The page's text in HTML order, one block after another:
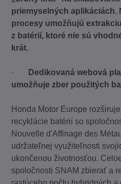
priemyselných aplikáciách.
procesy umožňujú
z batérií, ktoré nie sú
krát.
·
Dedikovaná webová
umožňuje zber použitých
Honda Motor Europe
recyklácie batérií so
Nouvelle d'Affinage des
udržateľnej využiteľnosti
ukončenou životnosťou.
spoločnosti SNAM zbierať a